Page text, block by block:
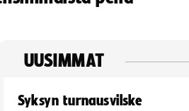
UUSIMMAT
Syksyn turnausvilske